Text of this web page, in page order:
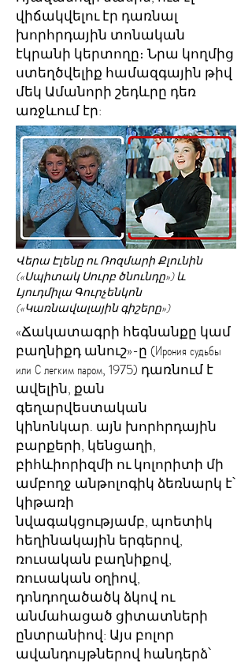
վիճակվելու էր դառնալ
խորհրդային տոնական
էկրանի կերտողը։ Նրա կողմից
ստեղծվելիք համազգային թիվ
մեկ Ամանորի շեդևրը դեռ
առջևում էր:
Վերա Էլենը ու Ռոզմարի Քլունին
(«Սպիտակ Սուրբ ծնունդը») և
Լյուդմիլա Գուրչենկոն
(«Կառնավալային գիշերը»)
«Ճակատագրի հեգնանքը կամ
բաղնիքդ անուշ»-ը (Ирония судьбы
или С легким паром, 1975) դառնում է
ավելին, քան
գեղարվեստական
կինոնկար. այն խորհրդային
բարքերի, կենցաղի,
բիհևիորիզմի ու կոլորիտի մի
ամբողջ անթոլոգիկ ձեռնարկ է՝
կիթառի
նվագակցությամբ, պոետիկ
հեղինակային երգերով,
ռուսական բաղնիքով,
ռուսական օղիով,
դոնդողածածկ ձկով ու
անմահացած ցիտատների
ընտրանիով: Այս բոլոր
ավանդույթներով հանդերձ՝